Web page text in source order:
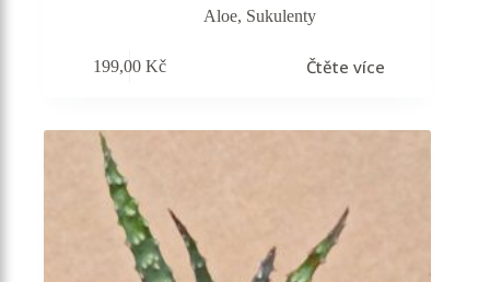
Aloe, Sukulenty
199,00Kč Čtěte více